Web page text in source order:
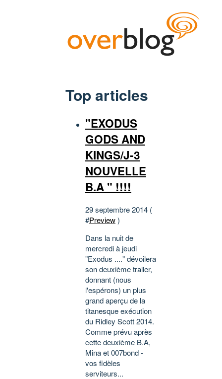
Top articles
"EXODUS
GODS AND
KINGS/J-3
NOUVELLE
B.A " !!!!
29 septembre 2014 (
#Preview)
Dans la nuit de
mercredi à jeudi
"Exodus ...." dévoilera
son deuxième trailer,
donnant (nous
l'espérons) un plus
grand aperçu de la
titanesque exécution
du Ridley Scott 2014.
Comme prévu après
cette deuxième B.A,
Mina et 007bond -
vos fidèles
serviteurs...